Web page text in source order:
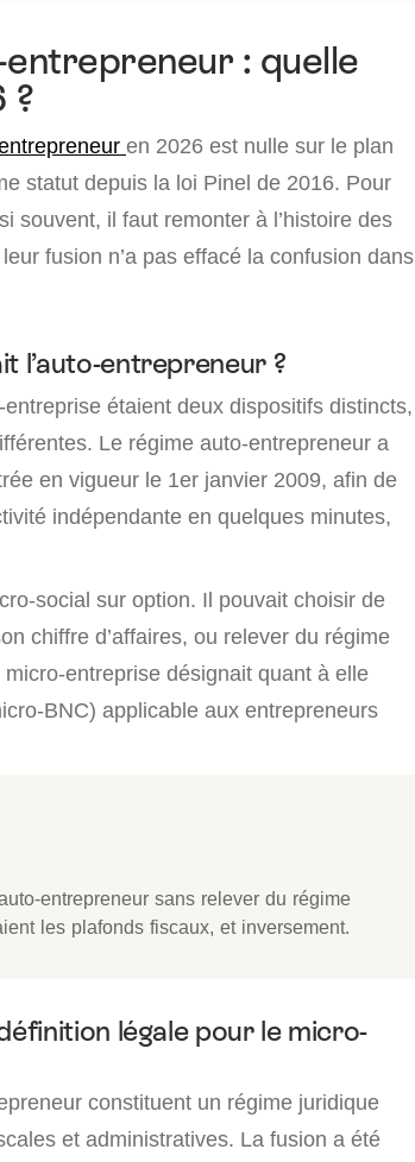
: quelle
?
en 2026 est nulle sur le plan
statut depuis la loi Pinel de 2016. Pour
souvent, il faut remonter à l’histoire des
fusion n’a pas effacé la confusion dans
l’auto-entrepreneur ?
étaient deux dispositifs distincts,
Le régime auto-entrepreneur a
en vigueur le 1er janvier 2009, afin de
indépendante en quelques minutes,
social sur option. Il pouvait choisir de
chiffre d’affaires, ou relever du régime
entreprise désignait quant à elle
BNC) applicable aux entrepreneurs
entrepreneur sans relever du régime
les plafonds fiscaux, et inversement.
légale pour le micro-
constituent un régime juridique
et administratives. La fusion a été